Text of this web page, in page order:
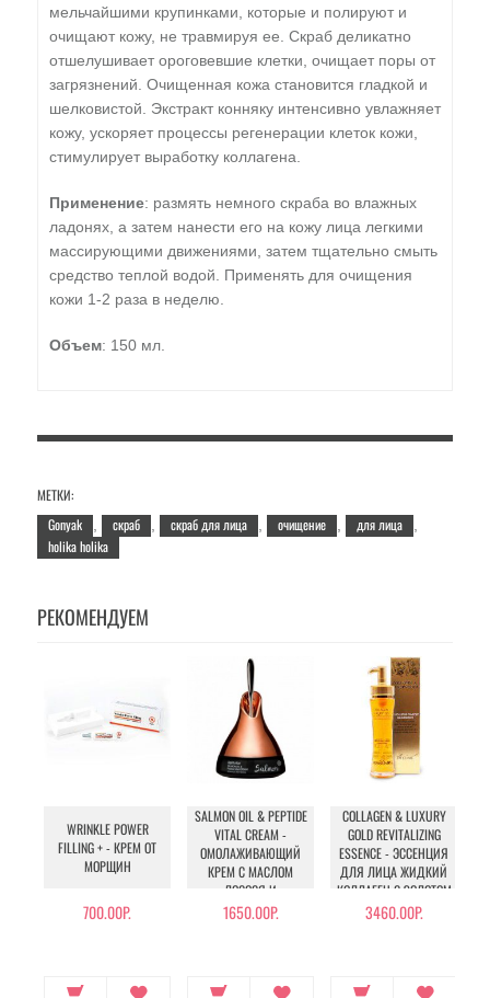
мельчайшими крупинками, которые и полируют и
очищают кожу, не травмируя ее. Скраб деликатно
отшелушивает ороговевшие клетки, очищает поры от
загрязнений. Очищенная кожа становится гладкой и
шелковистой. Экстракт конняку интенсивно увлажняет
кожу, ускоряет процессы регенерации клеток кожи,
стимулирует выработку коллагена.
Применение: размять немного скраба во влажных
ладонях, а затем нанести его на кожу лица легкими
массирующими движениями, затем тщательно смыть
средство теплой водой. Применять для очищения
кожи 1-2 раза в неделю.
Объем: 150 мл.
МЕТКИ:
Gonyak
скраб скраб для лица очищение для лица
holika holika
РЕКОМЕНДУЕМ
WRINKLE POWER
FILLING + - КРЕМ ОТ
МОРЩИН
700.00Р.
SALMON OIL & PEPTIDE
VITAL CREAM -
ОМОЛАЖИВАЮЩИЙ
КРЕМ С МАСЛОМ
ЛОСОСЯ И
ПЕПТИДАМИ
1650.00Р.
COLLAGEN & LUXURY
GOLD REVITALIZING
ESSENCE - ЭССЕНЦИЯ
ДЛЯ ЛИЦА ЖИДКИЙ
КОЛЛАГЕН С ЗОЛОТОМ
3460.00Р.